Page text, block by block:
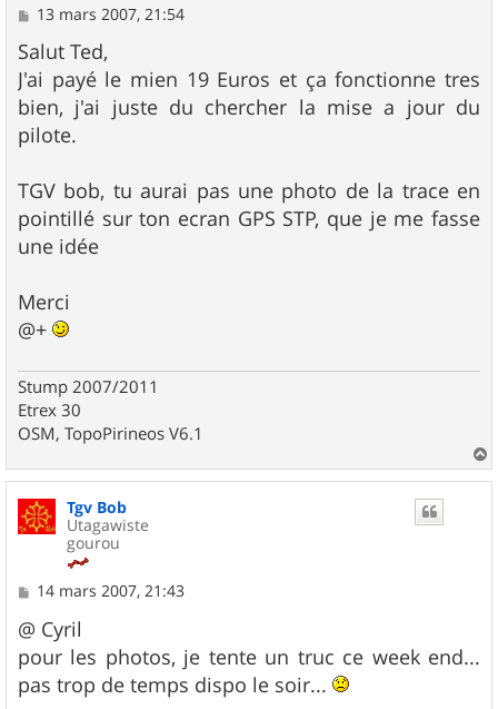
M
s
s
a
g
e
13 mars 2007, 21:54
Salut Ted,
J'ai payé le mien 19 Euros et ça fonctionne tres
bien, j'ai juste du chercher la mise a jour du
pilote.
TGV bob, tu aurai pas une photo de la trace en
pointillé sur ton ecran GPS STP, que je me fasse
une idée
Merci
@+
Stump 2007/2011
Etrex 30
OSM, TopoPirineos V6.1
a
Tgv Bob
Utagawiste
gourou
M
s
s
a
g
e
14 mars 2007, 21:43
@ Cyril
pour les photos, je tente un truc ce week end...
pas trop de temps dispo le soir...